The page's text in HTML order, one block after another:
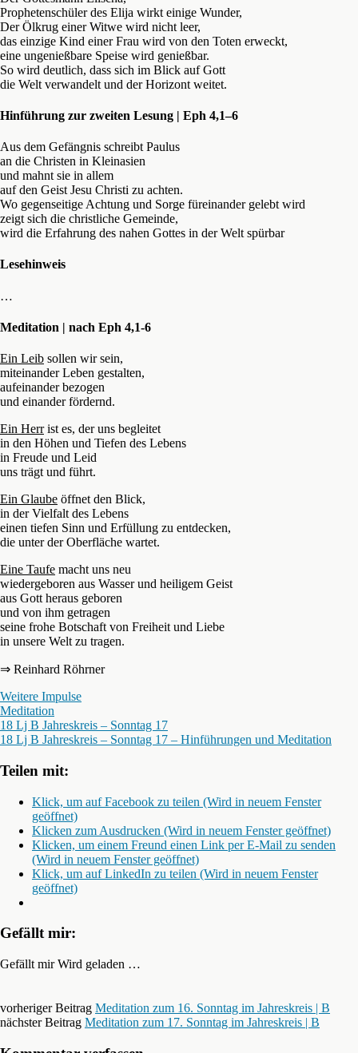
Prophetenschüler des Elija wirkt einige Wunder,
Der Ölkrug einer Witwe wird nicht leer,
das einzige Kind einer Frau wird von den Toten erweckt,
eine ungenießbare Speise wird genießbar.
So wird deutlich, dass sich im Blick auf Gott
die Welt verwandelt und der Horizont weitet.
Hinführung zur zweiten Lesung | Eph 4,1–6
Aus dem Gefängnis schreibt Paulus
an die Christen in Kleinasien
und mahnt sie in allem
auf den Geist Jesu Christi zu achten.
Wo gegenseitige Achtung und Sorge füreinander gelebt wird
zeigt sich die christliche Gemeinde,
wird die Erfahrung des nahen Gottes in der Welt spürbar
Lesehinweis
…
Meditation | nach Eph 4,1-6
Ein Leib sollen wir sein,
miteinander Leben gestalten,
aufeinander bezogen
und einander fördernd.
Ein Herrist es, der uns begleitet
in den Höhen und Tiefen des Lebens
in Freude und Leid
uns trägt und führt.
Ein Glaube öffnet den Blick,
in der Vielfalt des Lebens
einen tiefen Sinn und Erfüllung zu entdecken,
die unter der Oberfläche wartet.
Eine Taufe macht uns neu
wiedergeboren aus Wasser und heiligem Geist
aus Gott heraus geboren
und von ihm getragen
seine frohe Botschaft von Freiheit und Liebe
in unsere Welt zu tragen.
⇒ Reinhard Röhrner
Weitere Impulse
Meditation
18 Lj B Jahreskreis – Sonntag 17
18 Lj B Jahreskreis – Sonntag 17 – Hinführungen und Meditation
Teilen mit:
Klick, um auf Facebook zu teilen (Wird in neuem Fenster
geöffnet)
Klicken zum Ausdrucken (Wird in neuem Fenster geöffnet)
Klicken, um einem Freund einen Link per E-Mail zu senden
(Wird in neuem Fenster geöffnet)
Klick, um auf LinkedIn zu teilen (Wird in neuem Fenster
geöffnet)
Gefällt mir:
Gefällt mir Wird geladen …
vorheriger Beitrag Meditation zum 16. Sonntag im Jahreskreis | B
nächster Beitrag Meditation zum 17. Sonntag im Jahreskreis | B